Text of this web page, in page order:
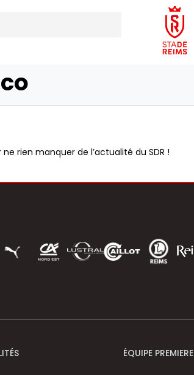
rien manquer de l’actualité du SDR !
ÉQUIPE PREMIERE